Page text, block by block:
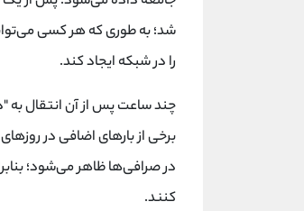
را در شبکه ایجاد کند.
در صرافی‌ها ظاهر می‌شود؛
کنند.